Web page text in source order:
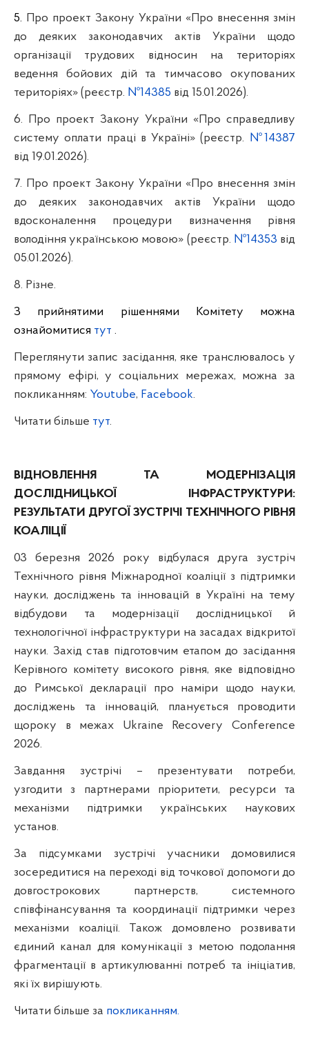
5. Про проект Закону України «Про внесення змін
до деяких законодавчих актів України щодо
організації трудових відносин на територіях
ведення бойових дій та тимчасово окупованих
територіях» (реєстр. №14385 від 15.01.2026).
6. Про проект Закону України «Про справедливу
систему оплати праці в Україні» (реєстр.
№14387
від 19.01.2026).
7. Про проект Закону України «Про внесення змін
до деяких законодавчих актів України щодо
вдосконалення процедури визначення рівня
володіння українською мовою» (реєстр. №14353 від
05.01.2026).
8. Різне.
З прийнятими рішеннями Комітету можна
ознайомитися тут .
Переглянути запис засідання, яке транслювалось у
прямому ефірі, у соціальних мережах, можна за
покликанням: Youtube, Facebook.
Читати більше тут.
ВІДНОВЛЕННЯ ТА МОДЕРНІЗАЦІЯ
ДОСЛІДНИЦЬКОЇ ІНФРАСТРУКТУРИ:
РЕЗУЛЬТАТИ ДРУГОЇ ЗУСТРІЧІ ТЕХНІЧНОГО РІВНЯ
КОАЛІЦІЇ
03 березня 2026 року відбулася друга зустріч
Технічного рівня Міжнародної коаліції з підтримки
науки, досліджень та інновацій в Україні на тему
відбудови та модернізації дослідницької й
технологічної інфраструктури на засадах відкритої
науки. Захід став підготовчим етапом до засідання
Керівного комітету високого рівня, яке відповідно
до Римської декларації про наміри щодо науки,
досліджень та інновацій, планується проводити
щороку в межах Ukraine Recovery Conference
2026.
Завдання зустрічі – презентувати потреби,
узгодити з партнерами пріоритети, ресурси та
механізми підтримки українських наукових
установ.
За підсумками зустрічі учасники домовилися
зосередитися на переході від точкової допомоги до
довгострокових партнерств, системного
співфінансування та координації підтримки через
механізми коаліції. Також домовлено розвивати
єдиний канал для комунікації з метою подолання
фрагментації в артикулюванні потреб та ініціатив,
які їх вирішують.
Читати більше за покликанням.